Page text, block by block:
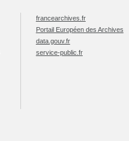
francearchives.fr
Portail Européen des Archives
data.gouv.fr
service-public.fr